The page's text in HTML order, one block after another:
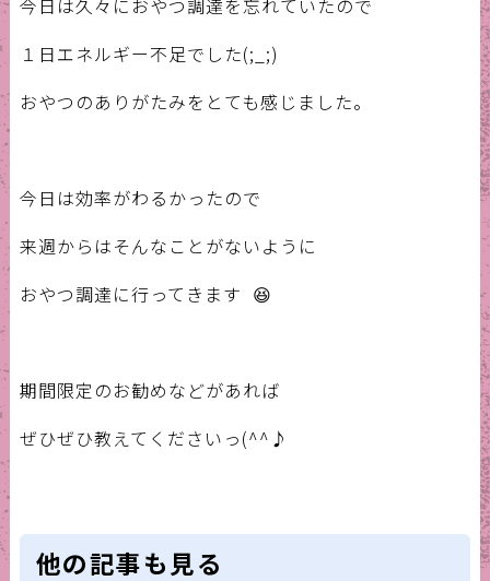
今日は久々におやつ調達を忘れていたので
１日エネルギー不足でした(;_;)
おやつのありがたみをとても感じました。
今日は効率がわるかったので
来週からはそんなことがないように
おやつ調達に行ってきます 😆
期間限定のお勧めなどがあれば
ぜひぜひ教えてくださいっ(^^♪
他の記事も見る